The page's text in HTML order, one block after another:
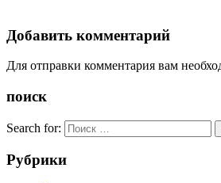
Добавить комментарий
Для отправки комментария вам
поиск
Search for:
Рубрики